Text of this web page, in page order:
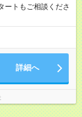
トもご相談くださ
詳細へ